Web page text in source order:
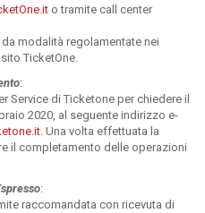
o tramite call center
modalità regolamentate nei
TicketOne.
:
Service di Ticketone per chiedere il
2020, al seguente indirizzo e-
. Una volta effettuata la
il completamento delle operazioni
:
raccomandata con ricevuta di